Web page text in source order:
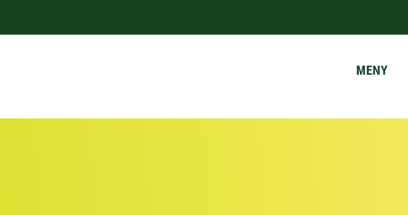
MENY